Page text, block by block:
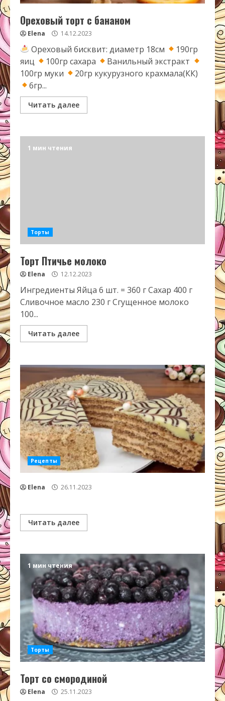
Ореховый торт с бананом
Elena 14.12.2023
Ореховый бисквит: диаметр 18см
190гр
яиц
100гр сахара
Ванильный экстракт
100гр муки
20гр кукурузного крахмала(КК)
6гр...
Читать далее
1 мин чтения
Торты
Торт Птичье молоко
Elena 12.12.2023
Ингредиенты Яйца 6 шт. = 360 г Сахар 400 г
Сливочное масло 230 г Сгущенное молоко
100...
Читать далее
Рецепты
Elena 26.11.2023
Читать далее
1 мин чтения
Торты
Торт со смородиной
Elena 25.11.2023